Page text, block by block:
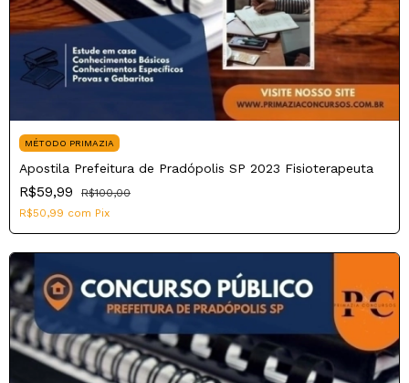
MÉTODO PRIMAZIA
Apostila Prefeitura de Pradópolis SP 2023 Fisioterapeuta
R$59,99
R$100,00
R$50,99 com Pix